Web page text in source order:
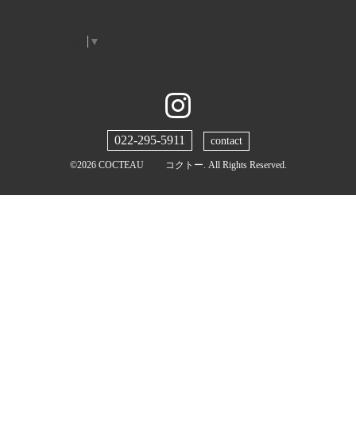
▼
022-295-5911 contact
©2026 COCTEAU コクトー. All Rights Reserved.